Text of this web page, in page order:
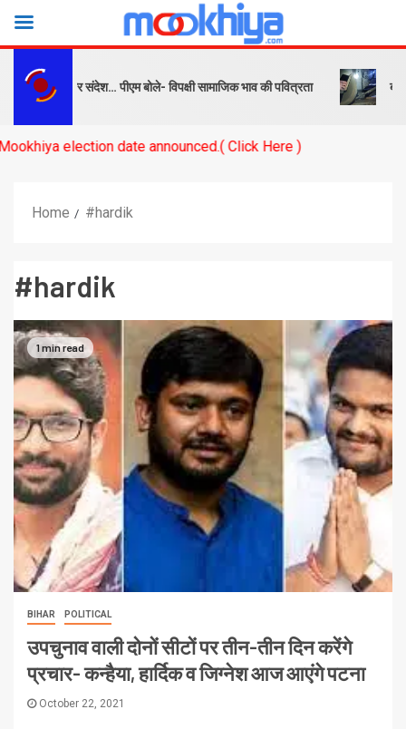
को सबक और संदेश… पीएम बोले- विपक्षी सामाजिक भाव की पवित्रता बनारस
election date announced.( Click Here )
Home #hardik
#hardik
1 min read
BIHAR POLITICAL
उपचुनाव वाली दोनों सीटों पर तीन-तीन दिन करेंगे
प्रचार- कन्हैया, हार्दिक व जिग्नेश आज आएंगे पटना
October 22, 2021